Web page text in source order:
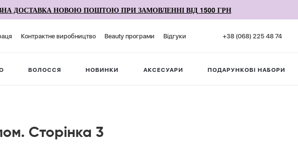
ДОСТАВКА НОВОЮ ПОШТОЮ ПРИ ЗАМОВЛЕННІ ВІД 1500 ГРН
+38 (068) 225 48 74
Контрактне виробництво Beauty програми Відгуки
ВОЛОССЯ НОВИНКИ АКСЕСУАРИ ПОДАРУНКОВІ НАБОРИ
Сторінка 3